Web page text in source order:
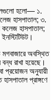
হলো— ১.
হাসপাতাল; ৩.
কলেজ হাসপাতাল;
মগবাজারে অবস্থিত
রাখা হয়েছে।
প্রয়োজন অনুযায়ী
প্রাঙ্গণে